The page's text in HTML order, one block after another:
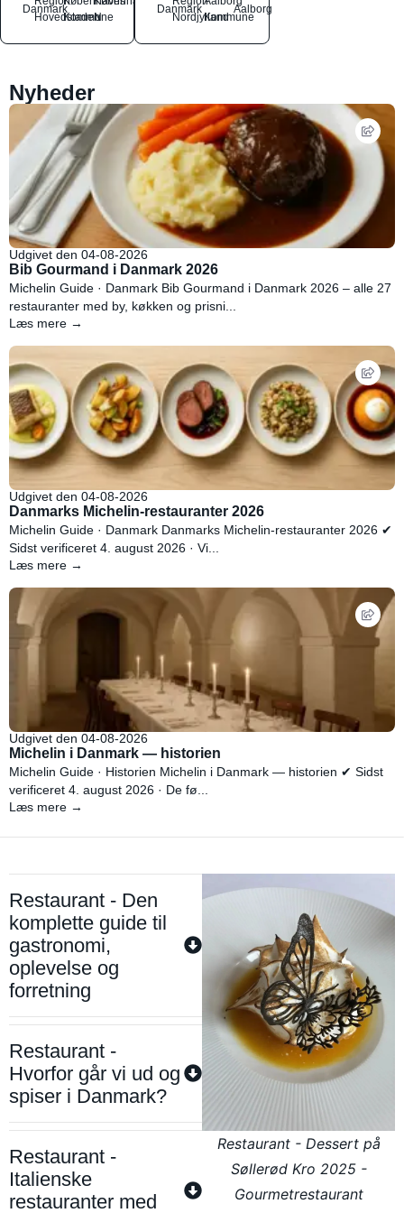
Danmark
Hovedstaden
Kommune
N
Danmark
NordjyllandKommune
Aalborg
Nyheder
Udgivet den 04-08-2026
Bib Gourmand i Danmark 2026
Michelin Guide · Danmark Bib Gourmand i Danmark 2026 – alle 27
restauranter med by, køkken og prisni...
Læs mere →
Udgivet den 04-08-2026
Danmarks Michelin-restauranter 2026
Michelin Guide · Danmark Danmarks Michelin-restauranter 2026 ✔
Sidst verificeret 4. august 2026 · Vi...
Læs mere →
Udgivet den 04-08-2026
Michelin i Danmark — historien
Michelin Guide · Historien Michelin i Danmark — historien ✔ Sidst
verificeret 4. august 2026 · De fø...
Læs mere →
Restaurant - Den
komplette guide til
gastronomi,
oplevelse og
forretning
Restaurant -
Hvorfor går vi ud og
spiser i Danmark?
Restaurant -
Italienske
restauranter med
Restaurant - Dessert på
Søllerød Kro 2025 -
Gourmetrestaurant